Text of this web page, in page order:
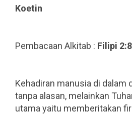
Koetin
Pembacaan Alkitab : Filipi 2:8
Kehadiran manusia di dalam
tanpa alasan, melainkan
utama yaitu memberitakan